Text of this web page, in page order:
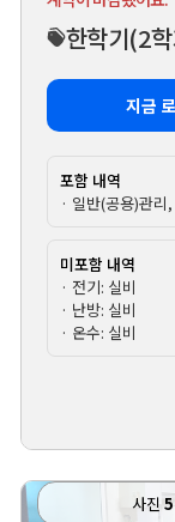
한학기(2
지금
포함 내역
· 일반(공용)관
미포함 내역
· 전기: 실비
· 난방: 실비
· 온수: 실비
사진 5